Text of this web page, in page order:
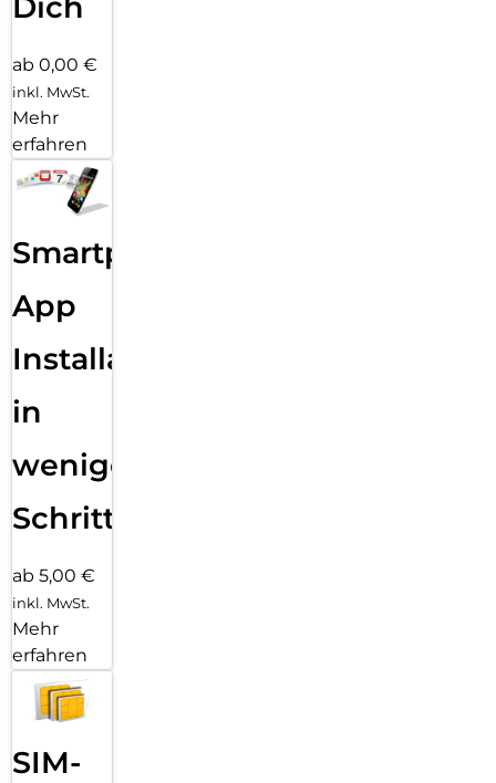
ab 0,00 €
inkl. MwSt.
Mehr
erfahren
Smartphone
App
Installation
in
wenigen
Schritten
ab 5,00 €
inkl. MwSt.
Mehr
erfahren
SIM-